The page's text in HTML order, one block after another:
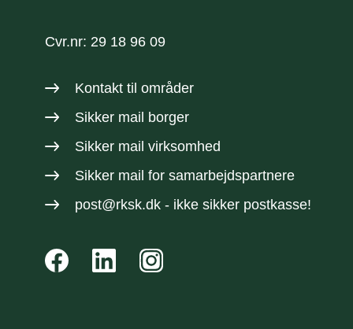
Cvr.nr: 29 18 96 09
Kontakt til områder
Sikker mail borger
Sikker mail virksomhed
Sikker mail for samarbejdspartnere
post@rksk.dk- ikke sikker postkasse!